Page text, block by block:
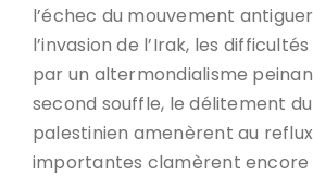
l’échec du mouvement
l’invasion de l’Irak, les
par un altermondialisme
second souffle, le délitement
palestinien amenèrent au
importantes clamèrent encore